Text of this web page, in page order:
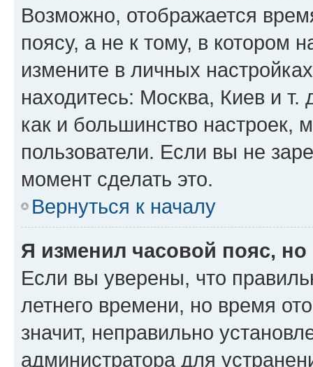
Возможно, отображается
поясу, а не к тому, в котором
измените в личных
находитесь: Москва, Киев и т.
как и большинство настроек,
пользователи. Если вы не
момент сделать это.
Вернуться к началу
Я изменил часовой пояс,
Если вы уверены, что
летнего времени, но время
значит, неправильно
администратора для